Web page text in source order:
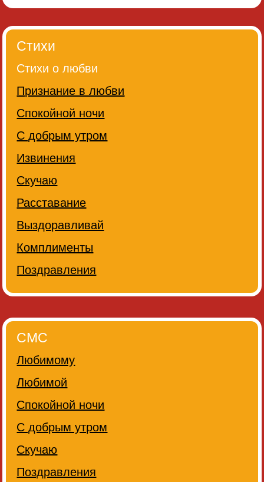
Стихи
Стихи о любви
Признание в любви
Спокойной ночи
С добрым утром
Извинения
Скучаю
Расставание
Выздоравливай
Комплименты
Поздравления
СМС
Любимому
Любимой
Спокойной ночи
С добрым утром
Скучаю
Поздравления